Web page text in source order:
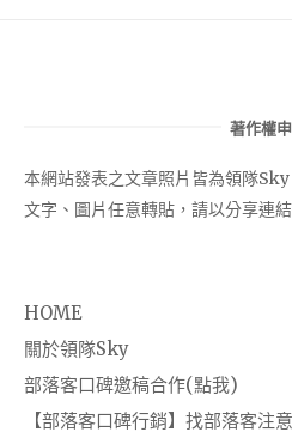
著作權
本網站發表之文章照片皆為領隊
文字、圖片任意轉貼，請以分享連結
HOME
關於領隊Sky
部落客口碑邀稿合作(點我)
【部落客口碑行銷】找部落客注